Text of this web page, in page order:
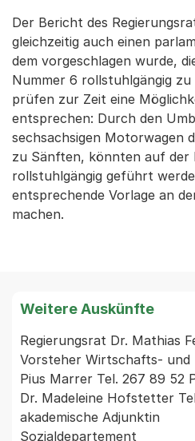
Der Bericht des
gleichzeitig auch einen
dem vorgeschlagen wurde,
Nummer 6 rollstuhlgängig zu
prüfen zur Zeit eine
entsprechen: Durch den
sechsachsigen Motorwagen
zu Sänften, könnten auf der
rollstuhlgängig geführt
entsprechende Vorlage an
machen.
Weitere Auskünfte
Regierungsrat Dr. Mathias
Vorsteher Wirtschafts- und
Pius Marrer Tel. 267 89 52
Dr. Madeleine Hofstetter
akademische Adjunktin